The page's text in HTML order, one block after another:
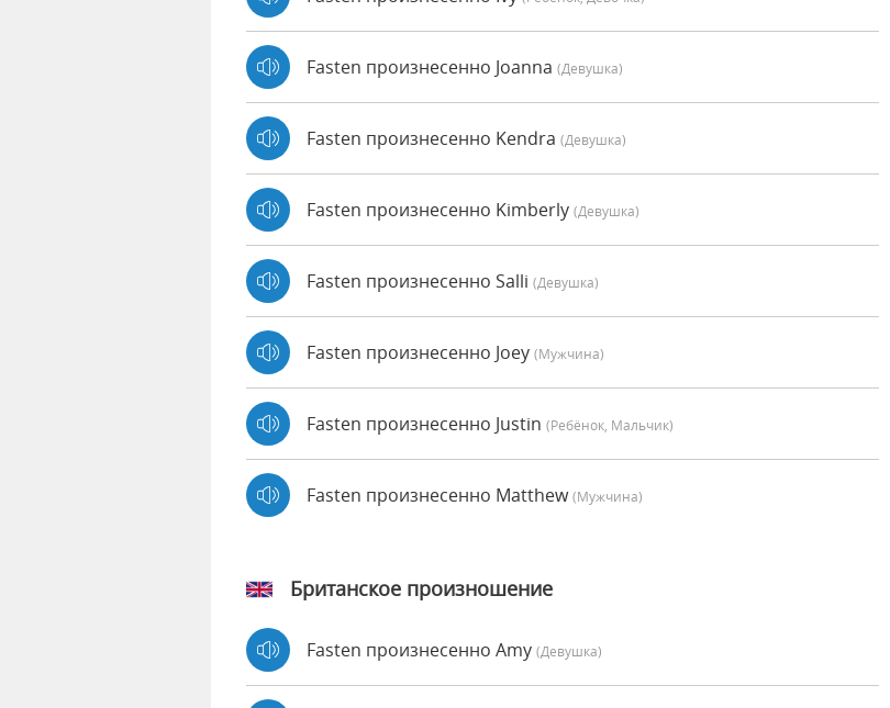
Fasten произнесенно Joanna (девушка)
Fasten произнесенно Kendra (девушка)
Fasten произнесенно Kimberly (девушка)
Fasten произнесенно Salli (девушка)
Fasten произнесенно Joey (мужчина)
Fasten произнесенно Justin (Ребёнок, Мальчик)
Fasten произнесенно Matthew(мужчина)
Британское произношение
Fasten произнесенно Amy (девушка)